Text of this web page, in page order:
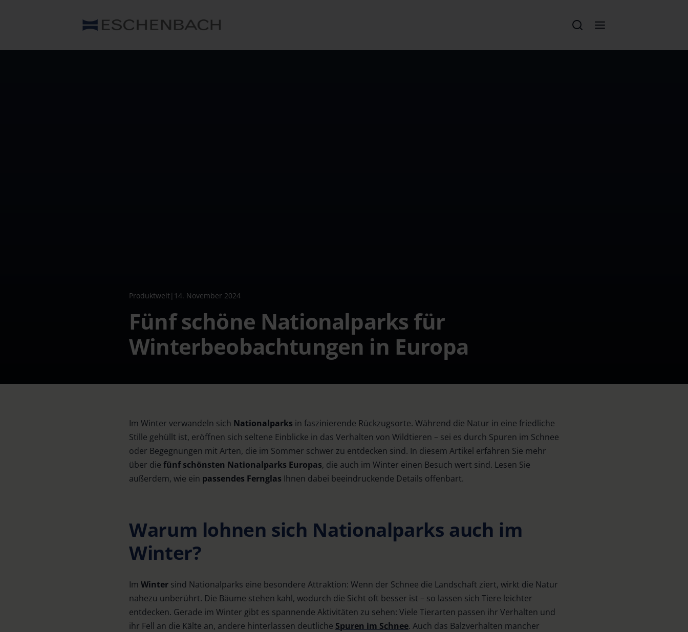
Produktwelt| 14. November 2024
Fünf schöne Nationalparks für
Winterbeobachtungen in Europa
Im Winter verwandeln sich Nationalparks in faszinierende Rückzugsorte. Während die Natur in eine friedliche
Stille gehüllt ist, eröffnen sich seltene Einblicke in das Verhalten von Wildtieren – sei es durch Spuren im Schnee
oder Begegnungen mit Arten, die im Sommer schwer zu entdecken sind. In diesem Artikel erfahren Sie mehr
über die fünf schönsten Nationalparks Europas, die auch im Winter einen Besuch wert sind. Lesen Sie
außerdem, wie ein passendes Fernglas Ihnen dabei beeindruckende Details offenbart.
Warum lohnen sich Nationalparks auch im
Winter?
Im Winter sind Nationalparks eine besondere Attraktion: Wenn der Schnee die Landschaft ziert, wirkt die Natur
nahezu unberührt. Die Bäume stehen kahl, wodurch die Sicht oft besser ist – so lassen sich Tiere leichter
entdecken. Gerade im Winter gibt es spannende Aktivitäten zu sehen: Viele Tierarten passen ihr Verhalten und
ihr Fell an die Kälte an, andere hinterlassen deutliche Spuren im Schnee. Auch das Balzverhalten mancher